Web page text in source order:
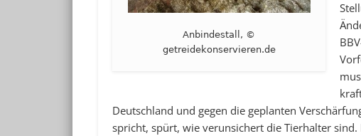
Anbindestall, ©
getreidekonservieren.de
Deutschland und gegen die geplanten
spricht, spürt, wie verunsichert die Tierhalter